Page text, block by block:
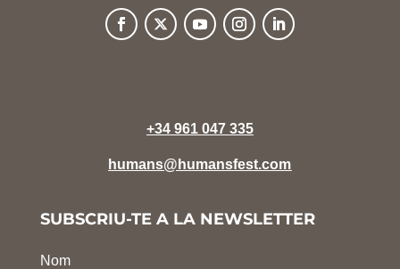
+34 961 047 335
humans@humansfest.com
SUBSCRIU-TE A LA NEWSLETTER
Nom